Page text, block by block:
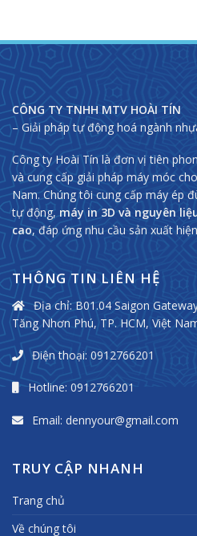
CÔNG TY TNHH MTV HOÀI TÍN
– Giải pháp tự động hoá ngành
Công ty Hoài Tín là đơn vị tiên
và cung cấp giải pháp máy móc
Nam. Chúng tôi cung cấp máy ép
tự động,máy in 3D và nguyên
cao, đáp ứng nhu cầu sản xuất
THÔNG TIN LIÊN HỆ
Địa chỉ: B01.04 Saigon
Tăng Nhơn Phú, TP. HCM, Việt
Điện thoại: 0912766201
Hotline: 0912766201
Email: dennyour@gmail.com
TRUY CẬP NHANH
Trang chủ
Về chúng tôi